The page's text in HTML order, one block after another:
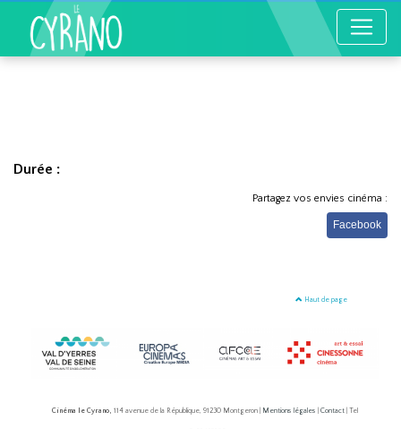
Durée :
Partagez vos envies cinéma :
Facebook
Haut de page
Cinéma le Cyrano, 114 avenue de la République, 91230 Montgeron | Mentions légales Contact | Tel